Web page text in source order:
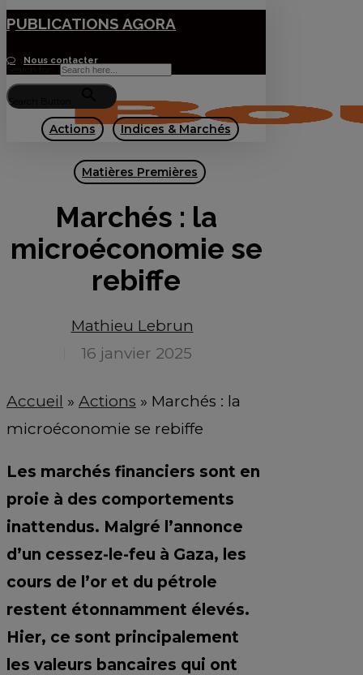
Skip
main
content
PUBLICATIONS AGORA
Nous contacter
Search Button
Actions Indices & Marchés
Matières Premières
Marchés : la
microéconomie se
rebiffe
Mathieu Lebrun
16 janvier 2025
Accueil » Actions » Marchés : la
microéconomie se rebiffe
Les marchés financiers sont en
proie à des comportements
inattendus. Malgré l’annonce
d’un cessez-le-feu à Gaza, les
cours de l’or et du pétrole
restent étonnamment élevés.
Hier, ce sont principalement
les valeurs bancaires qui ont